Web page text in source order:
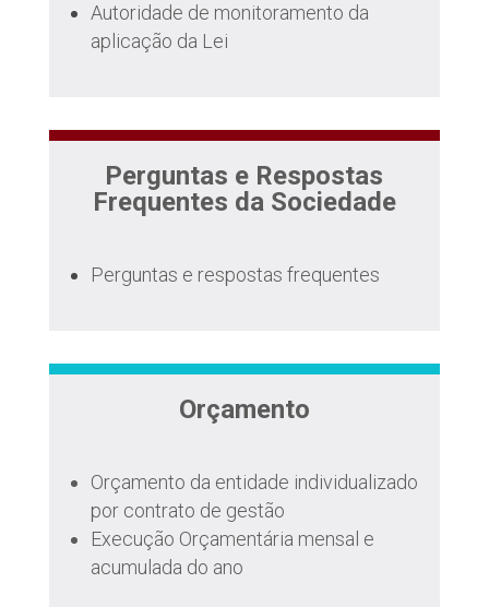
Autoridade de monitoramento da
aplicação da Lei
Perguntas e Respostas
Frequentes da Sociedade
Perguntas e respostas frequentes
Orçamento
Orçamento da entidade individualizado
por contrato de gestão
Execução Orçamentária mensal e
acumulada do ano